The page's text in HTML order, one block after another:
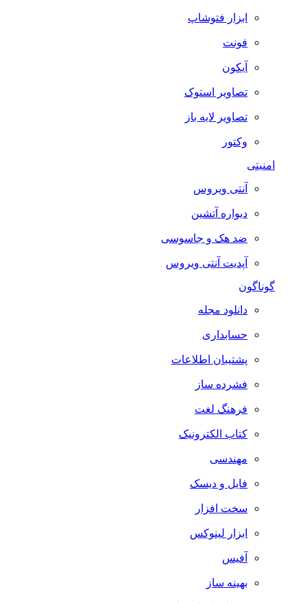
ابزار فتوشاپ
فونت
آیکون
تصاویر استوک
تصاویر لایه باز
وکتور
آنتی ویروس
دیواره آتشین
ضد هک و جاسوسی
آپدیت آنتی ویروس
گوناگون
دانلود مجله
حسابداری
پشتیبان اطلاعات
فشرده ساز
فرهنگ لغت
کتاب الکترونیک
مهندسی
فایل و دیسک
سخت افزار
ابزار لینوکس
آفیس
بهینه ساز